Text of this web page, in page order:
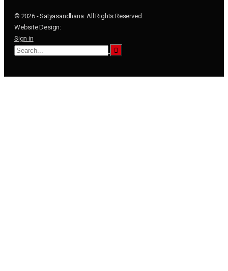
© 2026 - Satyasandhana. All Rights Reserved.
Website Design:
Sign in